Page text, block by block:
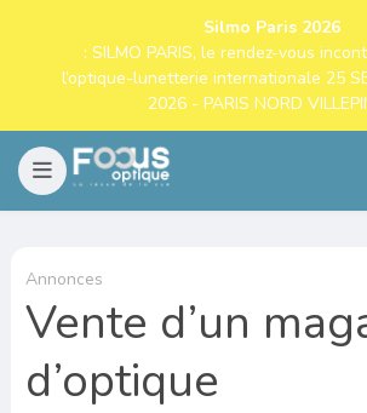
Silmo Paris 2026
: SILMO PARIS, le rendez-vous
l’optique-lunetterie internationale 25
2026 - PARIS NORD
Annonces
Vente d’un
d’optique